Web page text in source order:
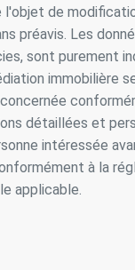
de
préavis. Les
sont purement
immobilière
détaillées et
intéressée
à la
applicable.
et l'analyse du
Les informations
utilisées pour
des profils de
des
d'utilisation
. Ils nous
de
de nos services
grâce aux produits
pour stocker des